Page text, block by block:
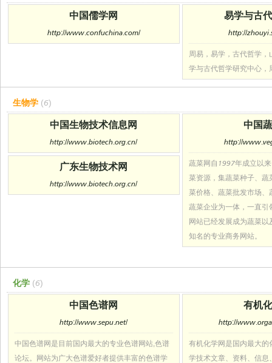
中国儒学网
http://www.confuchina.com/
易学与古
http://
周易，易学，古代哲学
学与古代哲学研究中心，
生物学 (6)
中国生物技术信息网
http://www.biotech.org.cn/
中国
http://
蔬菜网自1997年成立以
菜资源，集蔬菜种子、蔬
菜价格、蔬菜批发市场、
蔬菜企业为一体，一直引
网站已经发展成为蔬菜
知名的专业商务网站。
广东生物技术网
http://www.biotech.org.cn/
化学 (6)
中国色谱网
http://www.sepu.net/
中国色谱网是目前国内最大的专业色谱网站,色谱
论坛。网站为广大色谱爱好者提供丰富的色谱学
有机
http://
有机化学网是国内最大的
学技术文章、资料、信息